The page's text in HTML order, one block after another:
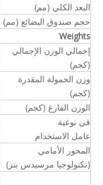
البعد الكلي (مم)
حجم صندوق البضائع (مم)
Weights
إجمالي الوزن الإجمالي
(كجم)
وزن الحمولة المقدرة
(كجم)
الوزن الفارغ (كجم)
في نوعية
عامل الاستخدام
المحور الأمامي
(تكنولوجيا مرسيدس بنز)